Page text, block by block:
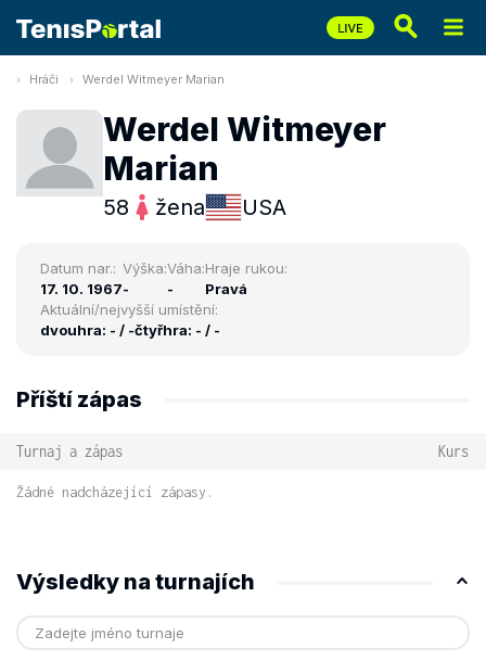
Hráči Werdel Witmeyer Marian
Werdel Witmeyer
Marian
58 žena USA
Datum nar.:
17. 10. 1967
Výška:
-
Váha:
-
Hraje rukou:
Pravá
Aktuální/nejvyšší umístění:
dvouhra: - / -čtyřhra: - / -
Příští zápas
Turnaj a zápas Kurs
Žádné nadcházející zápasy.
Výsledky na turnajích